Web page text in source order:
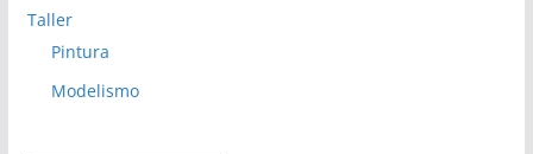
Taller
Pintura
Modelismo